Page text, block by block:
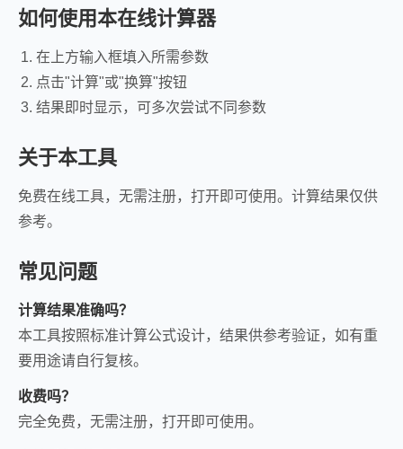
如何使用本在线计算器
在上方输入框填入所需参数
点击"计算"或"换算"按钮
结果即时显示，可多次尝试不同参数
关于本工具
免费在线工具，无需注册，打开即可使用。计算结果仅供
参考。
常见问题
计算结果准确吗？
本工具按照标准计算公式设计，结果供参考验证，如有重
要用途请自行复核。
收费吗？
完全免费，无需注册，打开即可使用。